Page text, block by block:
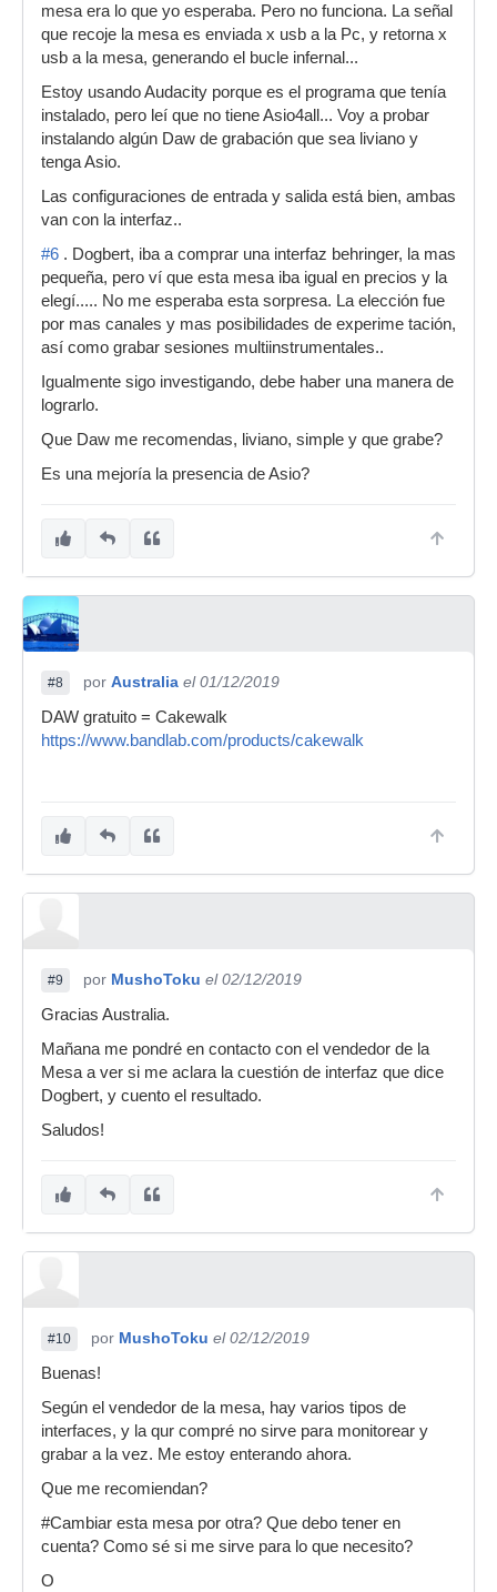
mesa era lo que yo esperaba. Pero no funciona. La señal
que recoje la mesa es enviada x usb a la Pc, y retorna x
usb a la mesa, generando el bucle infernal...
Estoy usando Audacity porque es el programa que tenía
instalado, pero leí que no tiene Asio4all... Voy a probar
instalando algún Daw de grabación que sea liviano y
tenga Asio.
Las configuraciones de entrada y salida está bien, ambas
van con la interfaz..
#6 . Dogbert, iba a comprar una interfaz behringer, la mas
pequeña, pero ví que esta mesa iba igual en precios y la
elegí..... No me esperaba esta sorpresa. La elección fue
por mas canales y mas posibilidades de experime tación,
así como grabar sesiones multiinstrumentales..
Igualmente sigo investigando, debe haber una manera de
lograrlo.
Que Daw me recomendas, liviano, simple y que grabe?
Es una mejoría la presencia de Asio?
#8 por Australia el 01/12/2019
DAW gratuito = Cakewalk
https://www.bandlab.com/products/cakewalk
#9 por MushoToku el 02/12/2019
Gracias Australia.
Mañana me pondré en contacto con el vendedor de la
Mesa a ver si me aclara la cuestión de interfaz que dice
Dogbert, y cuento el resultado.
Saludos!
#10 por MushoToku el 02/12/2019
Buenas!
Según el vendedor de la mesa, hay varios tipos de
interfaces, y la qur compré no sirve para monitorear y
grabar a la vez. Me estoy enterando ahora.
Que me recomiendan?
#Cambiar esta mesa por otra? Que debo tener en
cuenta? Como sé si me sirve para lo que necesito?
O